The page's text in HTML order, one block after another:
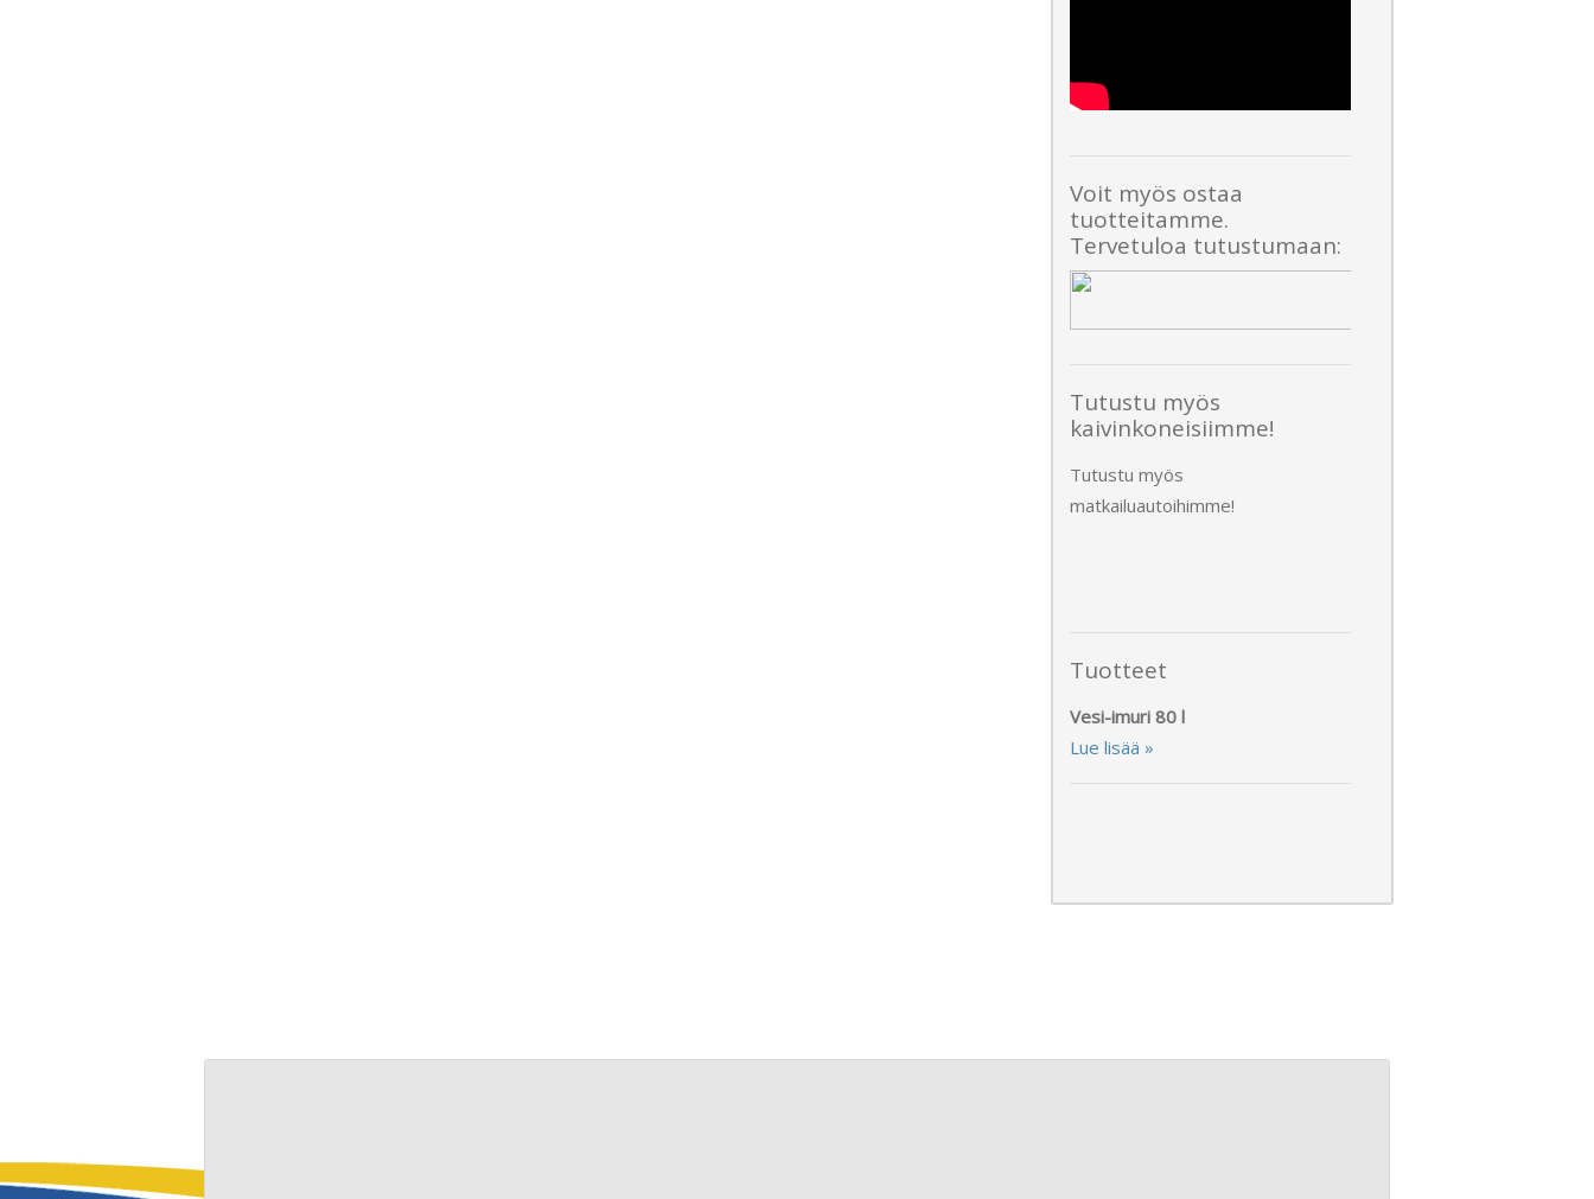
Voit myös ostaa
tuotteitamme.
Tervetuloa tutustumaan:
Tutustu myös
kaivinkoneisiimme!
Tutustu myös
matkailuautoihimme!
Tuotteet
Vesi-imuri 80 l
Lue lisää »